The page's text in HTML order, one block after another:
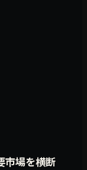
市場を横断